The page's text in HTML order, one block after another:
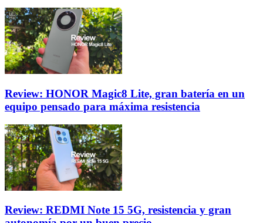
Review: HONOR Magic8 Lite, gran batería en un
equipo pensado para máxima resistencia
Review: REDMI Note 15 5G, resistencia y gran